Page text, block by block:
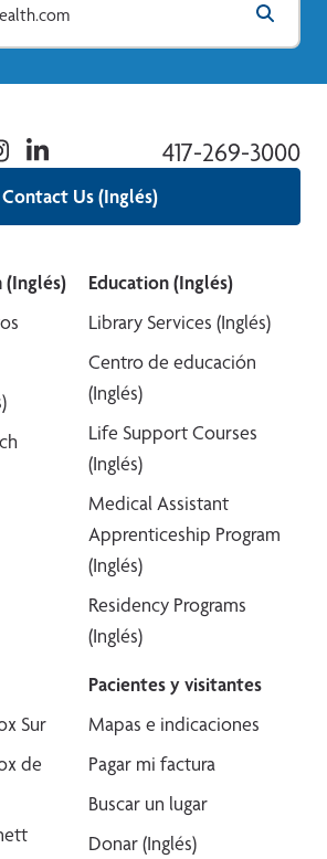
Contact Us (Inglés)
417-269-3000
InstagramLinkedin
Education (Inglés)
Library Services (Inglés)
Centro de educación
(Inglés)
Life Support Courses
(Inglés)
Medical Assistant
Apprenticeship Program
(Inglés)
Residency Programs
(Inglés)
Sur
de
Pacientes y visitantes
Mapas e indicaciones
Pagar mi factura
Buscar un lugar
Donar (Inglés)